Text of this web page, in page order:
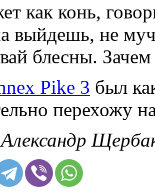
как конь,
выйдешь, не
блесны.
Pike 3 был
перехожу